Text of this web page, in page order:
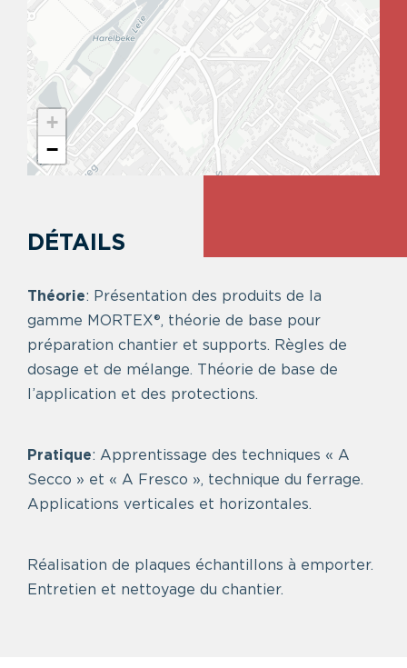
+
−
DÉTAILS
Théorie: Présentation des produits de la
gamme MORTEX®, théorie de base pour
préparation chantier et supports. Règles de
dosage et de mélange. Théorie de base de
l’application et des protections.
Pratique: Apprentissage des techniques « A
Secco » et « A Fresco », technique du ferrage.
Applications verticales et horizontales.
Réalisation de plaques échantillons à emporter.
Entretien et nettoyage du chantier.